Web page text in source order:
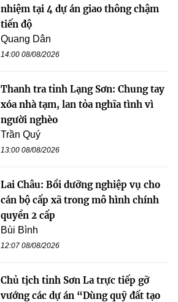
nhiệm tại 4 dự án giao thông chậm
tiến độ
Quang Dân
14:00 08/08/2026
Thanh tra tỉnh Lạng Sơn: Chung tay
xóa nhà tạm, lan tỏa nghĩa tình vì
người nghèo
Trần Quý
13:00 08/08/2026
Lai Châu: Bồi dưỡng nghiệp vụ cho
cán bộ cấp xã trong mô hình chính
quyền 2 cấp
Bùi Bình
12:07 08/08/2026
Chủ tịch tỉnh Sơn La trực tiếp gỡ
vướng các dự án “Dùng quỹ đất tạo